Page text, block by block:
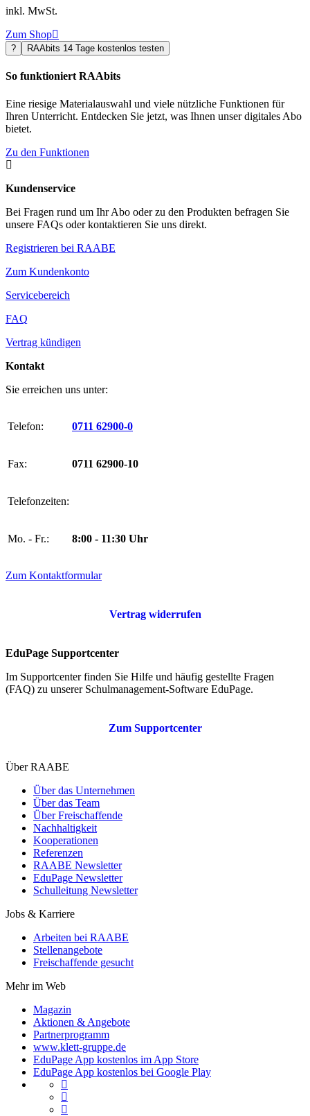
inkl. MwSt.
Zum Shop
? RAAbits 14 Tage kostenlos testen
So funktioniert RAAbits
Eine riesige Materialauswahl und viele nützliche Funktionen für
Ihren Unterricht. Entdecken Sie jetzt, was Ihnen unser digitales Abo
bietet.
Zu den Funktionen

Kundenservice
Bei Fragen rund um Ihr Abo oder zu den Produkten befragen Sie
unsere FAQs oder kontaktieren Sie uns direkt.
Registrieren bei RAABE
Zum Kundenkonto
Servicebereich
FAQ
Vertrag kündigen
Kontakt
Sie erreichen uns unter:
Telefon: 0711 62900-0
Fax: 0711 62900-10
Telefonzeiten:
Mo. - Fr.: 8:00 - 11:30 Uhr
Zum Kontaktformular
Vertrag widerrufen
EduPage Supportcenter
Im Supportcenter finden Sie Hilfe und häufig gestellte Fragen
(FAQ) zu unserer Schulmanagement-Software EduPage.
Zum Supportcenter
Über RAABE
Über das Unternehmen
Über das Team
Über Freischaffende
Nachhaltigkeit
Kooperationen
Referenzen
RAABE Newsletter
EduPage Newsletter
Schulleitung Newsletter
Jobs & Karriere
Arbeiten bei RAABE
Stellenangebote
Freischaffende gesucht
Mehr im Web
Magazin
Aktionen & Angebote
Partnerprogramm
www.klett-gruppe.de
EduPage App kostenlos im App Store
EduPage App kostenlos bei Google Play


